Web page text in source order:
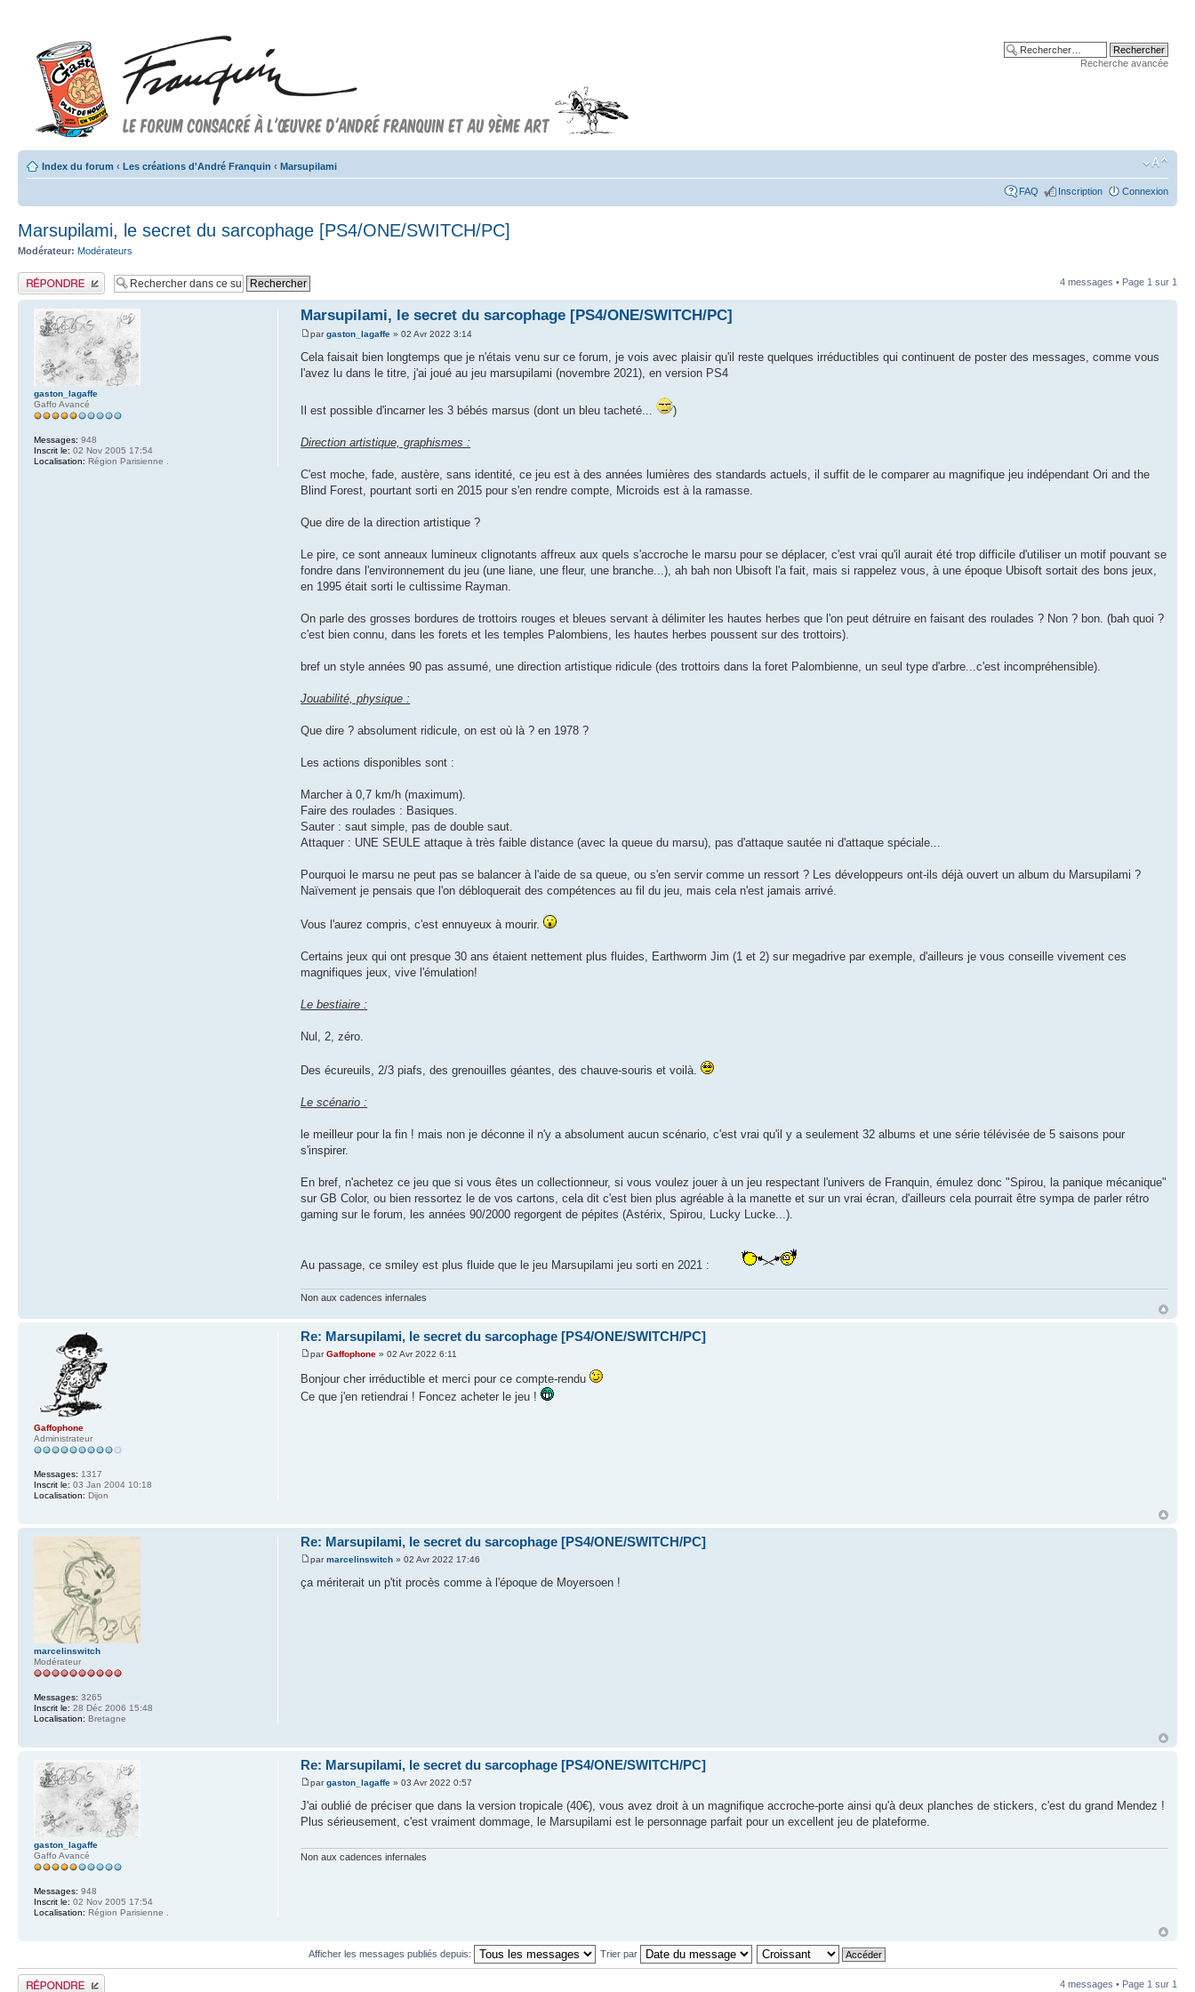
Recherche avancée
Index du forum ‹ Les créations d'André Franquin ‹ Marsupilami
FAQ Inscription Connexion
Marsupilami, le secret du sarcophage [PS4/ONE/SWITCH/PC]
Modérateur: Modérateurs
Publier une réponse 4 messages • Page 1 sur 1
Marsupilami, le secret du sarcophage [PS4/ONE/SWITCH/PC]
pargaston_lagaffe » 02 Avr 2022 3:14
Cela faisait bien longtemps que je n'étais venu sur ce forum, je vois avec plaisir qu'il reste quelques irréductibles qui continuent de poster des messages, comme vous
l'avez lu dans le titre, j'ai joué au jeu marsupilami (novembre 2021), en version PS4
Il est possible d'incarner les 3 bébés marsus (dont un bleu tacheté... )
Direction artistique, graphismes :
C'est moche, fade, austère, sans identité, ce jeu est à des années lumières des standards actuels, il suffit de le comparer au magnifique jeu indépendant Ori and the
Blind Forest, pourtant sorti en 2015 pour s'en rendre compte, Microids est à la ramasse.
Que dire de la direction artistique ?
Le pire, ce sont anneaux lumineux clignotants affreux aux quels s'accroche le marsu pour se déplacer, c'est vrai qu'il aurait été trop difficile d'utiliser un motif pouvant se
fondre dans l'environnement du jeu (une liane, une fleur, une branche...), ah bah non Ubisoft l'a fait, mais si rappelez vous, à une époque Ubisoft sortait des bons jeux,
en 1995 était sorti le cultissime Rayman.
On parle des grosses bordures de trottoirs rouges et bleues servant à délimiter les hautes herbes que l'on peut détruire en faisant des roulades ? Non ? bon. (bah quoi ?
c'est bien connu, dans les forets et les temples Palombiens, les hautes herbes poussent sur des trottoirs).
bref un style années 90 pas assumé, une direction artistique ridicule (des trottoirs dans la foret Palombienne, un seul type d'arbre...c'est incompréhensible).
Jouabilité, physique :
Que dire ? absolument ridicule, on est où là ? en 1978 ?
Les actions disponibles sont :
Marcher à 0,7 km/h (maximum).
Faire des roulades : Basiques.
Sauter : saut simple, pas de double saut.
Attaquer : UNE SEULE attaque à très faible distance (avec la queue du marsu), pas d'attaque sautée ni d'attaque spéciale...
Pourquoi le marsu ne peut pas se balancer à l'aide de sa queue, ou s'en servir comme un ressort ? Les développeurs ont-ils déjà ouvert un album du Marsupilami ?
Naïvement je pensais que l'on débloquerait des compétences au fil du jeu, mais cela n'est jamais arrivé.
Vous l'aurez compris, c'est ennuyeux à mourir.
Certains jeux qui ont presque 30 ans étaient nettement plus fluides, Earthworm Jim (1 et 2) sur megadrive par exemple, d'ailleurs je vous conseille vivement ces
magnifiques jeux, vive l'émulation!
Le bestiaire :
Nul, 2, zéro.
Des écureuils, 2/3 piafs, des grenouilles géantes, des chauve-souris et voilà.
Le scénario :
le meilleur pour la fin ! mais non je déconne il n'y a absolument aucun scénario, c'est vrai qu'il y a seulement 32 albums et une série télévisée de 5 saisons pour
s'inspirer.
En bref, n'achetez ce jeu que si vous êtes un collectionneur, si vous voulez jouer à un jeu respectant l'univers de Franquin, émulez donc "Spirou, la panique mécanique"
sur GB Color, ou bien ressortez le de vos cartons, cela dit c'est bien plus agréable à la manette et sur un vrai écran, d'ailleurs cela pourrait être sympa de parler rétro
gaming sur le forum, les années 90/2000 regorgent de pépites (Astérix, Spirou, Lucky Lucke...).
Au passage, ce smiley est plus fluide que le jeu Marsupilami jeu sorti en 2021 :
Non aux cadences infernales
gaston_lagaffe
Gaffo Avancé
Messages: 948
Inscrit le: 02 Nov 2005 17:54
Localisation: Région Parisienne .
Re: Marsupilami, le secret du sarcophage [PS4/ONE/SWITCH/PC]
parGaffophone » 02 Avr 2022 6:11
Bonjour cher irréductible et merci pour ce compte-rendu
Ce que j'en retiendrai ! Foncez acheter le jeu !
Gaffophone
Administrateur
Messages: 1317
Inscrit le: 03 Jan 2004 10:18
Localisation: Dijon
Re: Marsupilami, le secret du sarcophage [PS4/ONE/SWITCH/PC]
parmarcelinswitch » 02 Avr 2022 17:46
ça mériterait un p'tit procès comme à l'époque de Moyersoen !
marcelinswitch
Modérateur
Messages: 3265
Inscrit le: 28 Déc 2006 15:48
Localisation: Bretagne
Re: Marsupilami, le secret du sarcophage [PS4/ONE/SWITCH/PC]
pargaston_lagaffe » 03 Avr 2022 0:57
J'ai oublié de préciser que dans la version tropicale (40€), vous avez droit à un magnifique accroche-porte ainsi qu'à deux planches de stickers, c'est du grand Mendez !
Plus sérieusement, c'est vraiment dommage, le Marsupilami est le personnage parfait pour un excellent jeu de plateforme.
Non aux cadences infernales
gaston_lagaffe
Gaffo Avancé
Messages: 948
Inscrit le: 02 Nov 2005 17:54
Localisation: Région Parisienne .
Afficher les messages publiés depuis: Trier par
Publier une réponse 4 messages • Page 1 sur 1